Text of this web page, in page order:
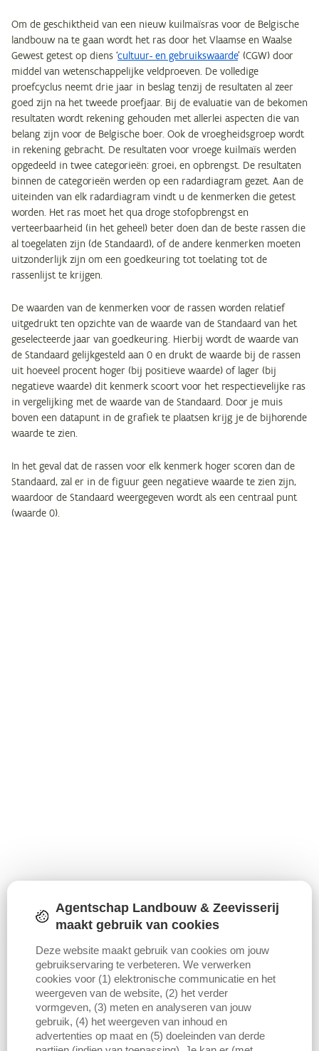
Om de geschiktheid van een nieuw kuilmaïsras voor de Belgische
landbouw na te gaan wordt het ras door het Vlaamse en Waalse
Gewest getest op diens ‘cultuur- en gebruikswaarde’ (CGW) door
middel van wetenschappelijke veldproeven. De volledige
proefcyclus neemt drie jaar in beslag tenzij de resultaten al zeer
goed zijn na het tweede proefjaar. Bij de evaluatie van de bekomen
resultaten wordt rekening gehouden met allerlei aspecten die van
belang zijn voor de Belgische boer. Ook de vroegheidsgroep wordt
in rekening gebracht. De resultaten voor vroege kuilmaïs werden
opgedeeld in twee categorieën: groei, en opbrengst. De resultaten
binnen de categorieën werden op een radardiagram gezet. Aan de
uiteinden van elk radardiagram vindt u de kenmerken die getest
worden. Het ras moet het qua droge stofopbrengst en
verteerbaarheid (in het geheel) beter doen dan de beste rassen die
al toegelaten zijn (de Standaard), of de andere kenmerken moeten
uitzonderlijk zijn om een goedkeuring tot toelating tot de
rassenlijst te krijgen.
De waarden van de kenmerken voor de rassen worden relatief
uitgedrukt ten opzichte van de waarde van de Standaard van het
geselecteerde jaar van goedkeuring. Hierbij wordt de waarde van
de Standaard gelijkgesteld aan 0 en drukt de waarde bij de rassen
uit hoeveel procent hoger (bij positieve waarde) of lager (bij
negatieve waarde) dit kenmerk scoort voor het respectievelijke ras
in vergelijking met de waarde van de Standaard. Door je muis
boven een datapunt in de grafiek te plaatsen krijg je de bijhorende
waarde te zien.
In het geval dat de rassen voor elk kenmerk hoger scoren dan de
Standaard, zal er in de figuur geen negatieve waarde te zien zijn,
waardoor de Standaard weergegeven wordt als een centraal punt
(waarde 0).
Agentschap Landbouw & Zeevisserij
maakt gebruik van cookies
Deze website maakt gebruik van cookies om jouw
gebruikservaring te verbeteren. We verwerken
cookies voor (1) elektronische communicatie en het
weergeven van de website, (2) het verder
vormgeven, (3) meten en analyseren van jouw
gebruik, (4) het weergeven van inhoud en
advertenties op maat en (5) doeleinden van derde